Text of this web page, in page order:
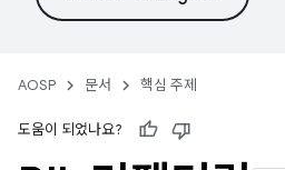
AOSP 문서 핵심 주제
도움이 되었나요?